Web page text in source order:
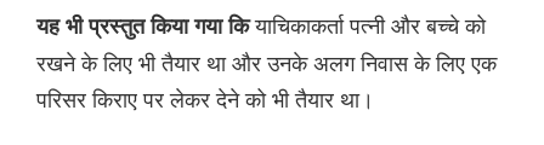
यह भी प्रस्तुत किया गया कियाचिकाकर्ता पत्नी और बच्चे को
रखने के लिए भी तैयार था और उनके अलग निवास के लिए एक
परिसर किराए पर लेकर देने को भी तैयार था।